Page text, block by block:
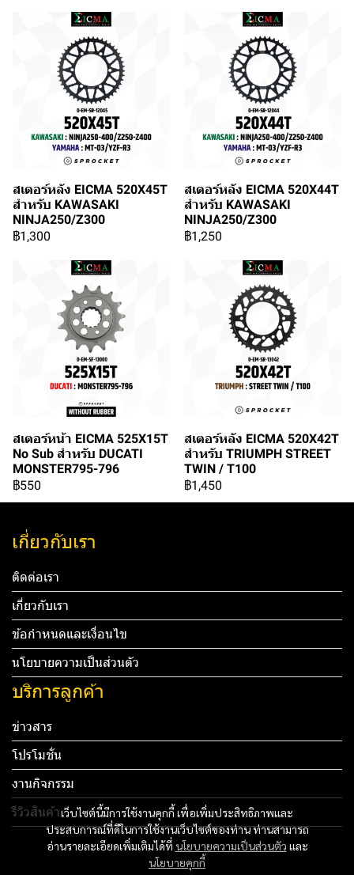
สเตอร์หลัง EICMA 520X45T
สำหรับ KAWASAKI
NINJA250/Z300
฿1,300
สเตอร์หลัง EICMA 520X44T
สำหรับ KAWASAKI
NINJA250/Z300
฿1,250
สเตอร์หน้า EICMA 525X15T
No Sub สำหรับ DUCATI
MONSTER795-796
฿550
สเตอร์หลัง EICMA 520X42T
สำหรับ TRIUMPH STREET
TWIN / T100
฿1,450
เว็บไซต์นี้มีการใช้งานคุกกี้ เพื่อเพิ่มประสิทธิภาพและ
ประสบการณ์ที่ดีในการใช้งานเว็บไซต์ของท่าน ท่านสามารถ
อ่านรายละเอียดเพิ่มเติมได้ที่ นโยบายความเป็นส่วนตัว และ
นโยบายคุกกี้
เกี่ยวกับเรา
ติดต่อเรา
เกี่ยวกับเรา
ข้อกำหนดและเงื่อนไข
นโยบายความเป็นส่วนตัว
บริการลูกค้า
ข่าวสาร
โปรโมชั่น
งานกิจกรรม
รีวิวสินค้า
Tel: 012 345 67890 Email: mail@yourdomain.com